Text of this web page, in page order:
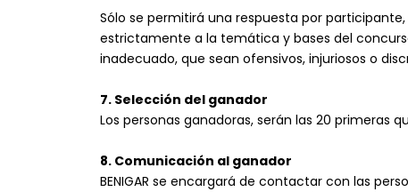
Sólo se permitirá una respuesta por
estrictamente a la temática y bases del
inadecuado, que sean ofensivos, injuriosos o
7. Selección del ganador
Los personas ganadoras, serán las 20 primeras
8. Comunicación al ganador
BENIGAR se encargará de contactar con las